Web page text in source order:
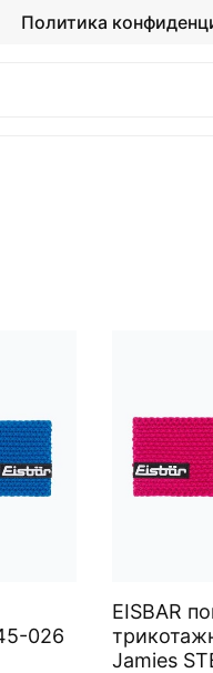
Политика
026
EISBAR
Jamies